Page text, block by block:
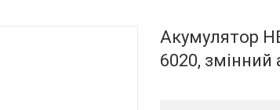
Акумулятор
6020, змінний